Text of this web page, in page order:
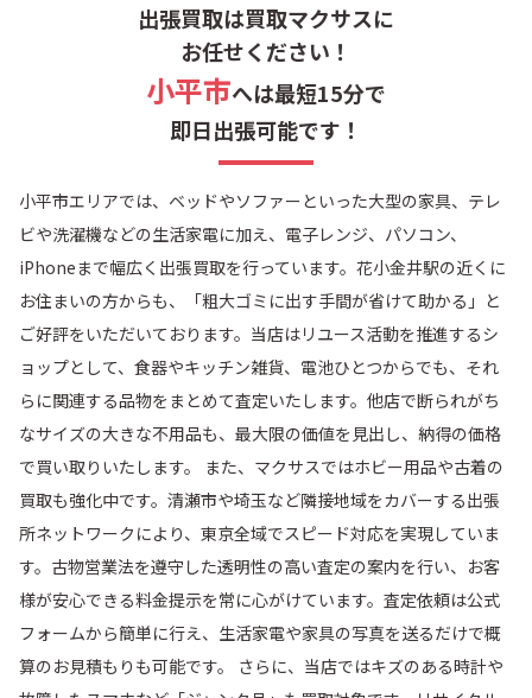
出張買取は買取マクサスに
お任せください！
小平市へは最短15分で
即日出張可能です！
小平市エリアでは、ベッドやソファーといった大型の家具、テレ
ビや洗濯機などの生活家電に加え、電子レンジ、パソコン、
iPhoneまで幅広く出張買取を行っています。花小金井駅の近くに
お住まいの方からも、「粗大ゴミに出す手間が省けて助かる」と
ご好評をいただいております。当店はリユース活動を推進するシ
ョップとして、食器やキッチン雑貨、電池ひとつからでも、それ
らに関連する品物をまとめて査定いたします。他店で断られがち
なサイズの大きな不用品も、最大限の価値を見出し、納得の価格
で買い取りいたします。 また、マクサスではホビー用品や古着の
買取も強化中です。清瀬市や埼玉など隣接地域をカバーする出張
所ネットワークにより、東京全域でスピード対応を実現していま
す。古物営業法を遵守した透明性の高い査定の案内を行い、お客
様が安心できる料金提示を常に心がけています。査定依頼は公式
フォームから簡単に行え、生活家電や家具の写真を送るだけで概
算のお見積もりも可能です。 さらに、当店ではキズのある時計や